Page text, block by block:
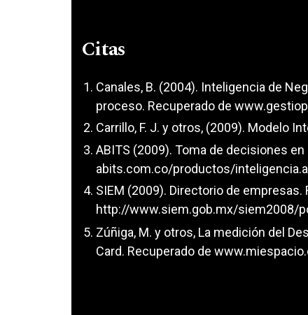
Citas
Canales, B. (2004). Inteligencia de
proceso. Recuperado de
Carrillo, F. J. y otros, (2009). Modelo
ABITS (2009). Toma de decisiones
abits.com.co/productos/
SIEM (2009). Directorio de empresas.
http://www.siem.gob.mx/siem2008/
Zúñiga, M. y otros, La medición del
Card. Recuperado de